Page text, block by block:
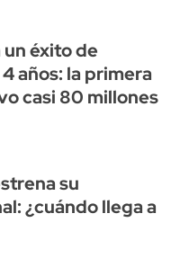
éxito de
años: la primera
casi 80 millones
su
¿cuándo llega a